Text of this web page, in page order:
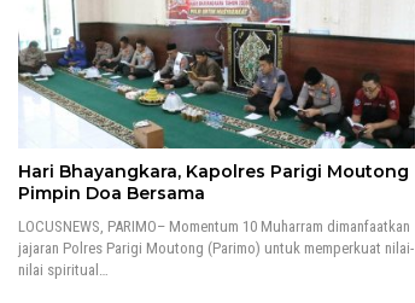
Hari Bhayangkara, Kapolres Parigi Moutong
Pimpin Doa Bersama
LOCUSNEWS, PARIMO– Momentum 10 Muharram dimanfaatkan
jajaran Polres Parigi Moutong (Parimo) untuk memperkuat nilai-
nilai spiritual…